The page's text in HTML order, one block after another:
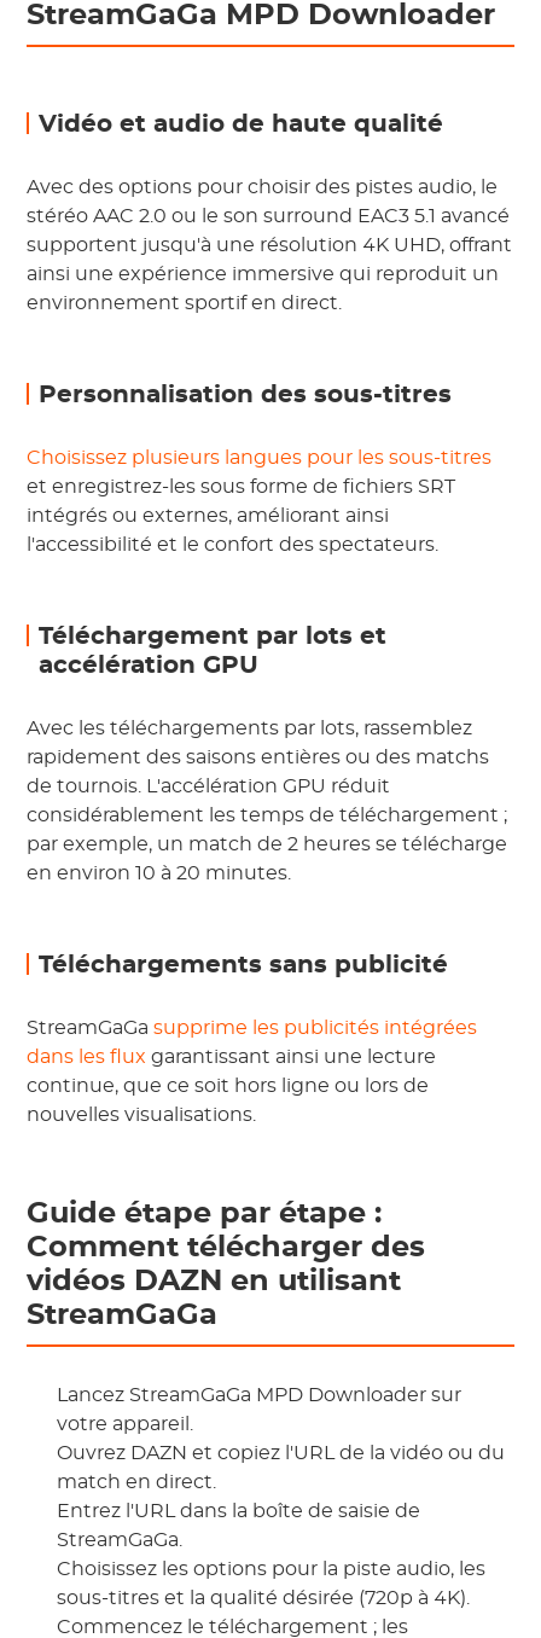
StreamGaGa MPD Downloader
Vidéo et audio de haute qualité
Avec des options pour choisir des pistes audio, le
stéréo AAC 2.0 ou le son surround EAC3 5.1 avancé
supportent jusqu'à une résolution 4K UHD, offrant
ainsi une expérience immersive qui reproduit un
environnement sportif en direct.
Personnalisation des sous-titres
Choisissez plusieurs langues pour les sous-titres
et enregistrez-les sous forme de fichiers SRT
intégrés ou externes, améliorant ainsi
l'accessibilité et le confort des spectateurs.
Téléchargement par lots et
accélération GPU
Avec les téléchargements par lots, rassemblez
rapidement des saisons entières ou des matchs
de tournois. L'accélération GPU réduit
considérablement les temps de téléchargement ;
par exemple, un match de 2 heures se télécharge
en environ 10 à 20 minutes.
Téléchargements sans publicité
StreamGaGasupprime les publicités intégrées
dans les flux garantissant ainsi une lecture
continue, que ce soit hors ligne ou lors de
nouvelles visualisations.
Guide étape par étape :
Comment télécharger des
vidéos DAZN en utilisant
StreamGaGa
Lancez StreamGaGa MPD Downloader sur
votre appareil.
Ouvrez DAZN et copiez l'URL de la vidéo ou du
match en direct.
Entrez l'URL dans la boîte de saisie de
StreamGaGa.
Choisissez les options pour la piste audio, les
sous-titres et la qualité désirée (720p à 4K).
Commencez le téléchargement ; les